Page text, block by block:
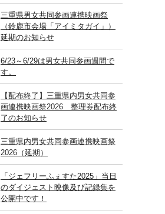
三重県男女共同参画連携映画祭
（鈴鹿市会場「アイミタガイ」）
延期のお知らせ
6/23～6/29は男女共同参画週間で
す。
【配布終了】三重県内男女共同参
画連携映画祭2026 整理券配布終
了のお知らせ
三重県内男女共同参画連携映画祭
2026（延期）
「ジェフリーふぇすた2025」当日
のダイジェスト映像及び記録集を
公開中です！